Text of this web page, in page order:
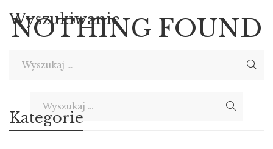
NOTHING FOUND
It seems we can’t find what you’re looking for. Perhaps searching
Wyszukiwanie
Kategorie